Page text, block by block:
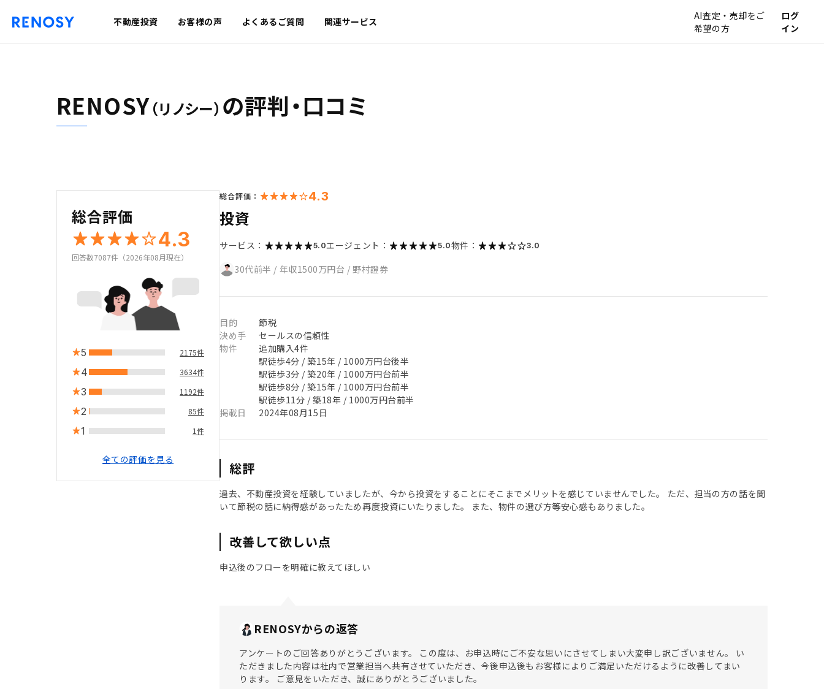
不動産投資 お客様の声 よくあるご質問 関連サービス
AI査定・売却をご
希望の方
ログ
イン
RENOSY（リノシー） の評判・口コミ
総合評価
4.3
回答数7087件（2026年08月現在）
5 2175件
4 3634件
3 1192件
2 85件
1 1件
全ての評価を見る
総合評価： 4.3
投資
サービス： 5.0エージェント： 5.0物件： 3.0
30代前半 / 年収1500万円台 / 野村證券
目的
節税
決め手
セールスの信頼性
物件
追加購入4件
駅徒歩4分 / 築15年 / 1000万円台後半
駅徒歩3分 / 築20年 / 1000万円台前半
駅徒歩8分 / 築15年 / 1000万円台前半
駅徒歩11分 / 築18年 / 1000万円台前半
掲載日
2024年08月15日
総評
過去、不動産投資を経験していましたが、今から投資をすることにそこまでメリットを感じていませんでした。 ただ、担当の方の話を聞
いて節税の話に納得感があったため再度投資にいたりました。 また、物件の選び方等安心感もありました。
改善して欲しい点
申込後のフローを明確に教えてほしい
RENOSYからの返答
アンケートのご回答ありがとうございます。 この度は、お申込時にご不安な思いにさせてしまい大変申し訳ございません。 い
ただきました内容は社内で営業担当へ共有させていただき、今後申込後もお客様によりご満足いただけるように改善してまい
ります。 ご意見をいただき、誠にありがとうございました。